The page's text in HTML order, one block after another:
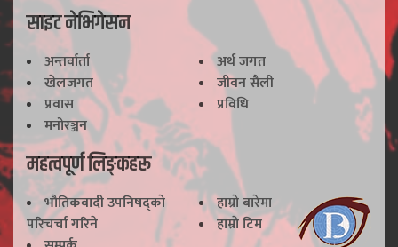
साइट नेभिगेसन
अन्तर्वार्ता
अर्थ जगत
खेलजगत
जीवन सैली
प्रवास
प्रविधि
मनोरञ्जन
महत्वपूर्ण लिङ्कहरू
भाैतिकवादी उपनिषद्काे
परिचर्चा गरिने
हाम्राे बारेमा
हाम्राे टिम